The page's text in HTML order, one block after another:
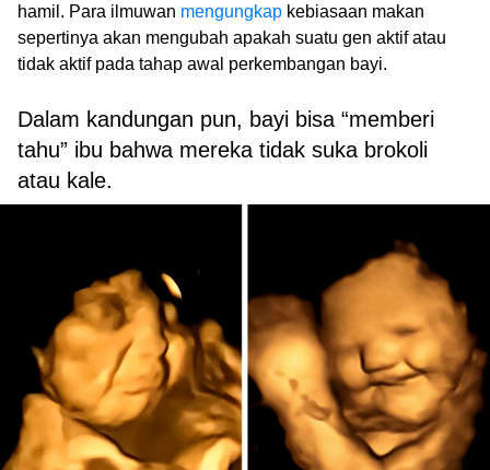
hamil. Para ilmuwan mengungkap kebiasaan makan
sepertinya akan mengubah apakah suatu gen aktif atau
tidak aktif pada tahap awal perkembangan bayi.
Dalam kandungan pun, bayi bisa “memberi
tahu” ibu bahwa mereka tidak suka brokoli
atau kale.